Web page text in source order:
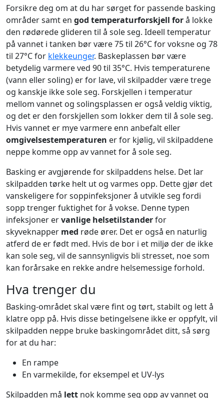
Forsikre deg om at du har sørget for passende basking
områder samt en god temperaturforskjell forå lokke
den rødørede glideren til å sole seg. Ideell temperatur
på vannet i tanken bør være 75 til 26°C for voksne og 78
til 27°C for klekkeunger. Baskeplassen bør være
betydelig varmere ved 90 til 35°C. Hvis temperaturene
(vann eller soling) er for lave, vil skilpadder være trege
og kanskje ikke sole seg. Forskjellen i temperatur
mellom vannet og solingsplassen er også veldig viktig,
og det er den forskjellen som lokker dem til å sole seg.
Hvis vannet er mye varmere enn anbefalt eller
omgivelsestemperaturen er for kjølig, vil skilpaddene
neppe komme opp av vannet for å sole seg.
Basking er avgjørende for skilpaddens helse. Det lar
skilpadden tørke helt ut og varmes opp. Dette gjør det
vanskeligere for soppinfeksjoner å utvikle seg fordi
sopp trenger fuktighet for å vokse. Denne typen
infeksjoner ervanlige helsetilstanderfor
skyveknapper med røde ører. Det er også en naturlig
atferd de er født med. Hvis de bor i et miljø der de ikke
kan sole seg, vil de sannsynligvis bli stresset, noe som
kan forårsake en rekke andre helsemessige forhold.
Hva trenger du
Basking-området skal være fint og tørt, stabilt og lett å
klatre opp på. Hvis disse betingelsene ikke er oppfylt, vil
skilpadden neppe bruke baskingområdet ditt, så sørg
for at du har:
En rampe
En varmekilde, for eksempel et UV-lys
Skilpadden må lett nok komme seg opp av vannet og